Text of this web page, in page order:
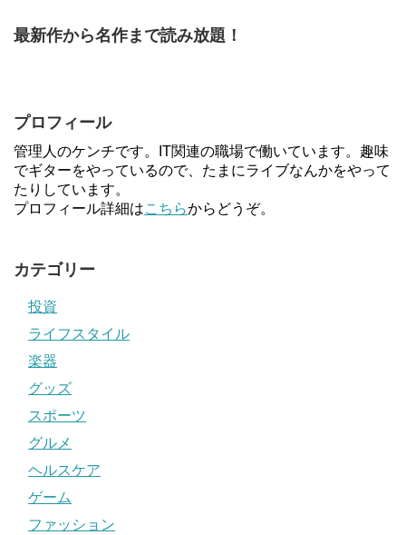
最新作から名作まで読み放題！
プロフィール
管理人のケンチです。IT関連の職場で働いています。趣味
でギターをやっているので、たまにライブなんかをやって
たりしています。
プロフィール詳細はこちらからどうぞ。
カテゴリー
投資
ライフスタイル
楽器
グッズ
スポーツ
グルメ
ヘルスケア
ゲーム
ファッション